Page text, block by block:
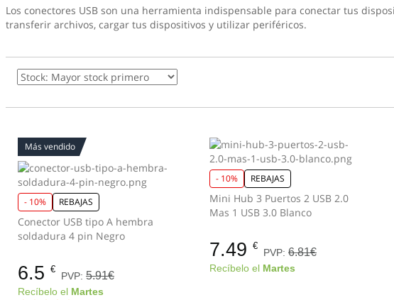
Los conectores USB son una herramienta indispensable para conectar tus
transferir archivos, cargar tus dispositivos y utilizar periféricos.
Más vendido
- 10% REBAJAS
Conector USB tipo A hembra
soldadura 4 pin Negro
6.5 €
PVP: 5.91€
Recíbelo el Martes
- 10% REBAJAS
Mini Hub 3 Puertos 2 USB 2.0
Mas 1 USB 3.0 Blanco
7.49 €
PVP:6.81€
Recíbelo el Martes